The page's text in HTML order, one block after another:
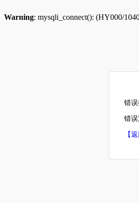
Warning: mysqli_connect(): (HY000/
错
错误
【